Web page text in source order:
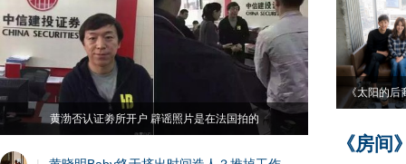
黄渤否认证劵所开户 辟谣照片是在法国拍的
《太阳的后
《房